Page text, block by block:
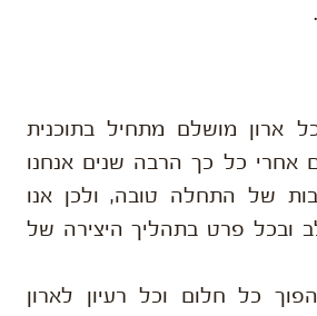
ארון מושלם מתחיל בתוכנית
אחרי כל כך הרבה שנים אנחנו
של התחלה טובה, ולכן אנו
ובכל פרט בתהליך היצירה של
כל חלום וכל רעיון לארון